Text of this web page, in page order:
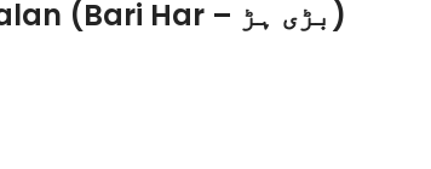
Substitutes for Chebulic Myrobalan (Bari Har – بڑی ہڑ)